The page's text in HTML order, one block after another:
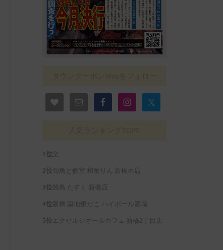
楽
旬魚と個室 和食りん 新橋本店
焼鳥 たすく 新橋店
新橋 築地銀だこ ハイボール酒場
エクセルシオールカフェ 新橋2丁目店